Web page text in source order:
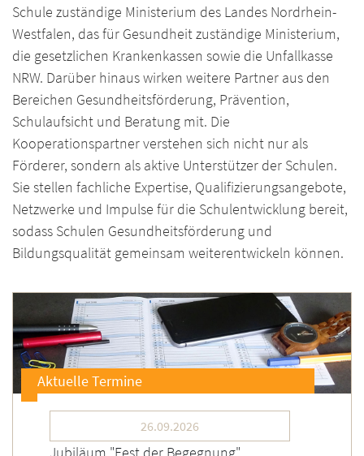
Schule zuständige Ministerium des Landes Nordrhein-
Westfalen, das für Gesundheit zuständige Ministerium,
die gesetzlichen Krankenkassen sowie die Unfallkasse
NRW. Darüber hinaus wirken weitere Partner aus den
Bereichen Gesundheitsförderung, Prävention,
Schulaufsicht und Beratung mit. Die
Kooperationspartner verstehen sich nicht nur als
Förderer, sondern als aktive Unterstützer der Schulen.
Sie stellen fachliche Expertise, Qualifizierungsangebote,
Netzwerke und Impulse für die Schulentwicklung bereit,
sodass Schulen Gesundheitsförderung und
Bildungsqualität gemeinsam weiterentwickeln können.
Aktuelle Termine
26.09.2026
Jubiläum "Fest der Begegnung"